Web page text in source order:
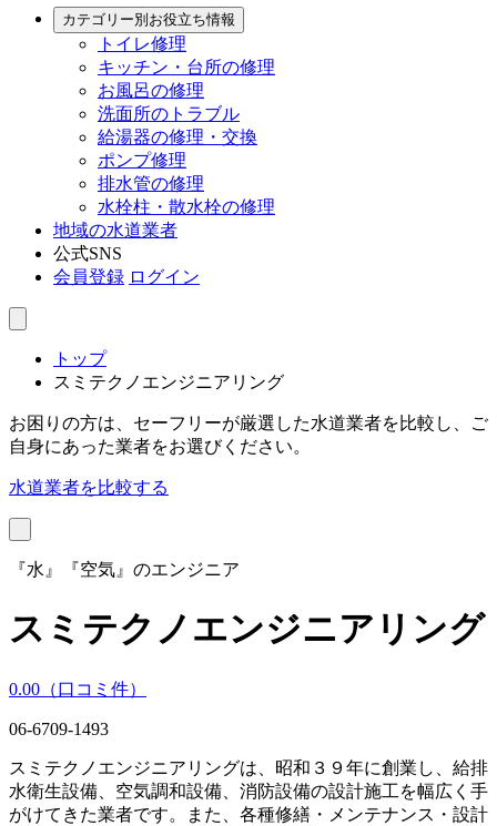
カテゴリー別お役立ち情報
トイレ修理
キッチン・台所の修理
お風呂の修理
洗面所のトラブル
給湯器の修理・交換
ポンプ修理
排水管の修理
水栓柱・散水栓の修理
地域の水道業者
公式SNS
会員登録 ログイン
トップ
スミテクノエンジニアリング
お困りの方は、セーフリーが厳選した水道業者を比較し、ご
自身にあった業者をお選びください。
水道業者を比較する
『水』『空気』のエンジニア
スミテクノエンジニアリング
0.00 （口コミ 件）
06-6709-1493
スミテクノエンジニアリングは、昭和３９年に創業し、給排
水衛生設備、空気調和設備、消防設備の設計施工を幅広く手
がけてきた業者です。また、各種修繕・メンテナンス・設計